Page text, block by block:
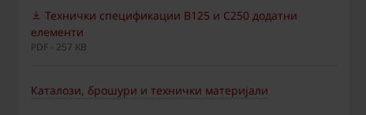
Технички спецификации B125 и C250 додатни
елементи
PDF - 257 KB
Каталози, брошури и технички материјали